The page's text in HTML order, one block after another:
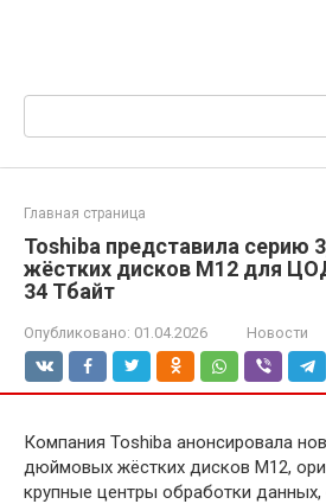
Поиск:
Главная страница
Toshiba представила
жёстких дисков M12 для
34 Тбайт
Опубликовано: 01.04.2026 Новости
Компания Toshiba анонсировала
дюймовых жёстких дисков M12,
крупные центры обработки